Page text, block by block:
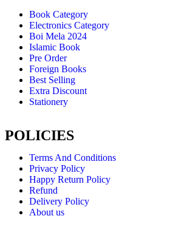
Book Category
Electronics Category
Boi Mela 2024
Islamic Book
Pre Order
Foreign Books
Best Selling
Extra Discount
Stationery
POLICIES
Terms And Conditions
Privacy Policy
Happy Return Policy
Refund
Delivery Policy
About us